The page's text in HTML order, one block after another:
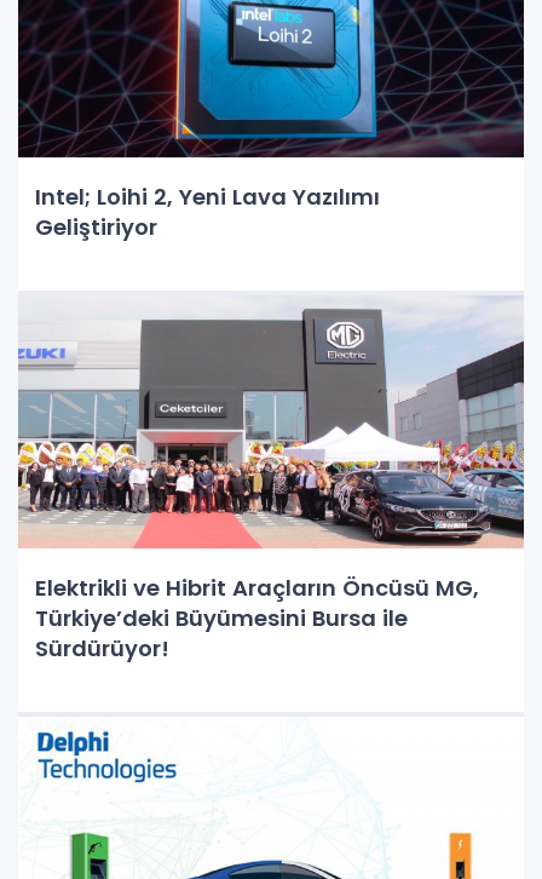
Intel; Loihi 2, Yeni Lava Yazılımı
Geliştiriyor
Elektrikli ve Hibrit Araçların Öncüsü MG,
Türkiye’deki Büyümesini Bursa ile
Sürdürüyor!